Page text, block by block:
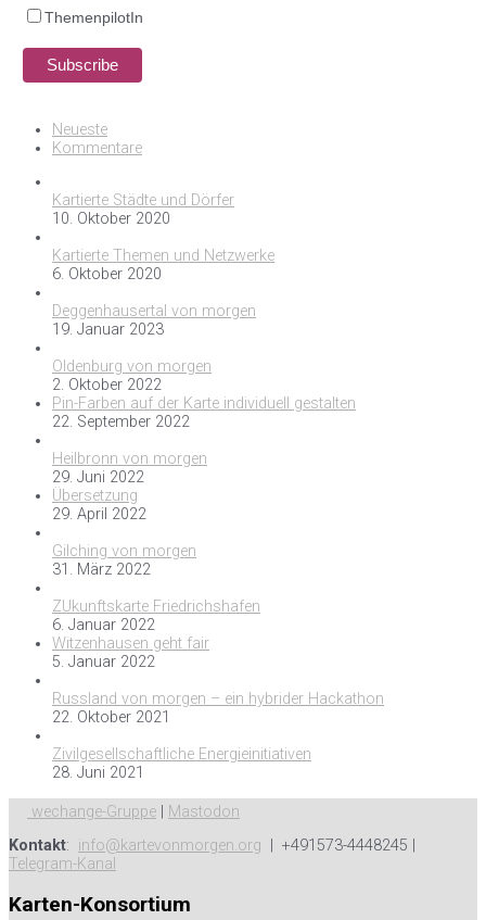
ThemenpilotIn
Neueste
Kommentare
Kartierte Städte und Dörfer
10. Oktober 2020
Kartierte Themen und Netzwerke
6. Oktober 2020
Deggenhausertal von morgen
19. Januar 2023
Oldenburg von morgen
2. Oktober 2022
Pin-Farben auf der Karte individuell gestalten
22. September 2022
Heilbronn von morgen
29. Juni 2022
Übersetzung
29. April 2022
Gilching von morgen
31. März 2022
ZUkunftskarte Friedrichshafen
6. Januar 2022
Witzenhausen geht fair
5. Januar 2022
Russland von morgen – ein hybrider Hackathon
22. Oktober 2021
Zivilgesellschaftliche Energieinitiativen
28. Juni 2021
wechange-Gruppe
Mastodon
Kontakt: info@kartevonmorgen.org | +491573-4448245 |
Telegram-Kanal
Karten-Konsortium